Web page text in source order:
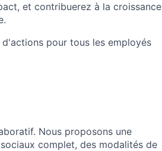
et contribuerez à la croissance
pour tous les employés
Nous proposons une
complet, des modalités de